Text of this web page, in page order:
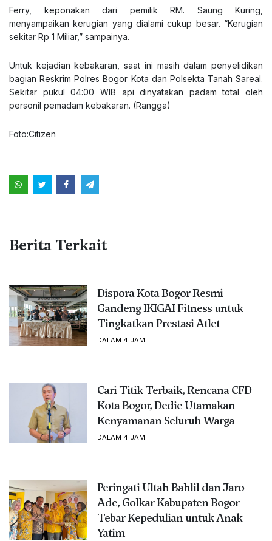
Ferry, keponakan dari pemilik RM. Saung Kuring,
menyampaikan kerugian yang dialami cukup besar. “Kerugian
sekitar Rp 1 Miliar,” sampainya.
Untuk kejadian kebakaran, saat ini masih dalam penyelidikan
bagian Reskrim Polres Bogor Kota dan Polsekta Tanah Sareal.
Sekitar pukul 04:00 WIB api dinyatakan padam total oleh
personil pemadam kebakaran. (Rangga)
Foto:Citizen
Berita Terkait
Dispora Kota Bogor Resmi
Gandeng IKIGAI Fitness untuk
Tingkatkan Prestasi Atlet
DALAM 4 JAM
Cari Titik Terbaik, Rencana CFD
Kota Bogor, Dedie Utamakan
Kenyamanan Seluruh Warga
DALAM 4 JAM
Peringati Ultah Bahlil dan Jaro
Ade, Golkar Kabupaten Bogor
Tebar Kepedulian untuk Anak
Yatim